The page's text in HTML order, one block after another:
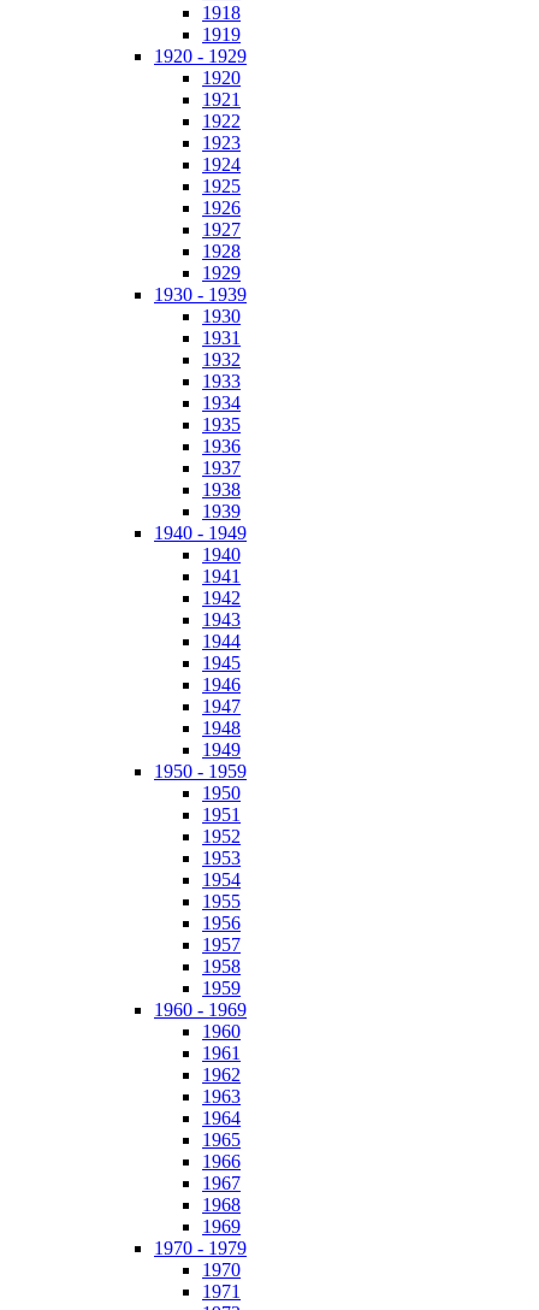
1918
1919
1920 - 1929
1920
1921
1922
1923
1924
1925
1926
1927
1928
1929
1930 - 1939
1930
1931
1932
1933
1934
1935
1936
1937
1938
1939
1940 - 1949
1940
1941
1942
1943
1944
1945
1946
1947
1948
1949
1950 - 1959
1950
1951
1952
1953
1954
1955
1956
1957
1958
1959
1960 - 1969
1960
1961
1962
1963
1964
1965
1966
1967
1968
1969
1970 - 1979
1970
1971